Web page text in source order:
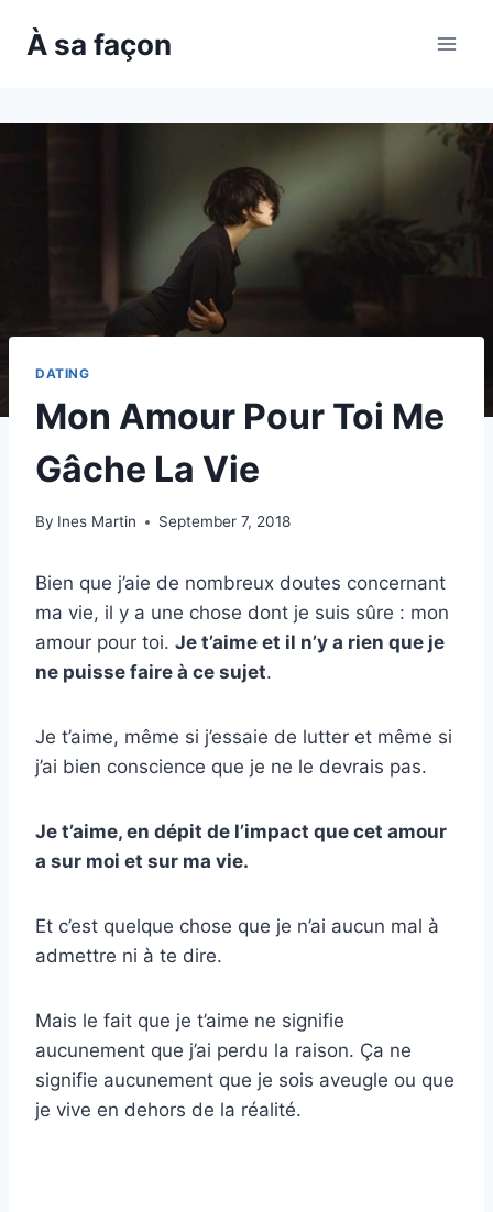
À sa façon
DATING
Mon Amour Pour Toi Me
Gâche La Vie
By Ines Martin September 7, 2018
Bien que j’aie de nombreux doutes concernant
ma vie, il y a une chose dont je suis sûre : mon
amour pour toi. Je t’aime et il n’y a rien que je
ne puisse faire à ce sujet.
Je t’aime, même si j’essaie de lutter et même si
j’ai bien conscience que je ne le devrais pas.
Je t’aime, en dépit de l’impact que cet amour
a sur moi et sur ma vie.
Et c’est quelque chose que je n’ai aucun mal à
admettre ni à te dire.
Mais le fait que je t’aime ne signifie
aucunement que j’ai perdu la raison. Ça ne
signifie aucunement que je sois aveugle ou que
je vive en dehors de la réalité.